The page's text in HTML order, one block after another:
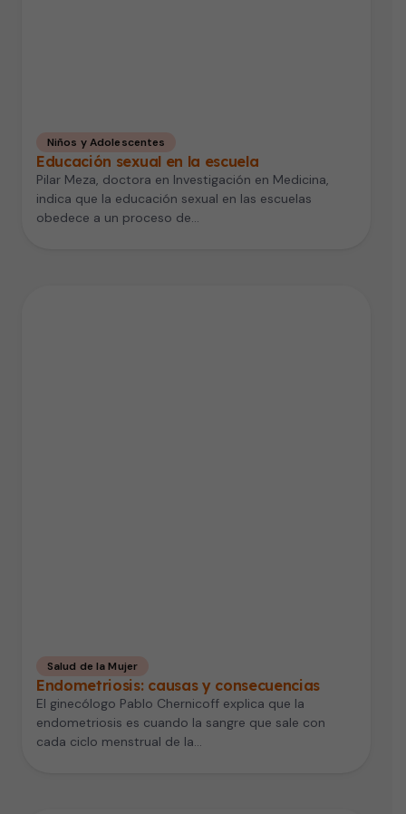
Niños y Adolescentes
Educación sexual en la escuela
Pilar Meza, doctora en Investigación en Medicina,
indica que la educación sexual en las escuelas
obedece a un proceso de…
Salud de la Mujer
Endometriosis: causas y consecuencias
El ginecólogo Pablo Chernicoff explica que la
endometriosis es cuando la sangre que sale con
cada ciclo menstrual de la…